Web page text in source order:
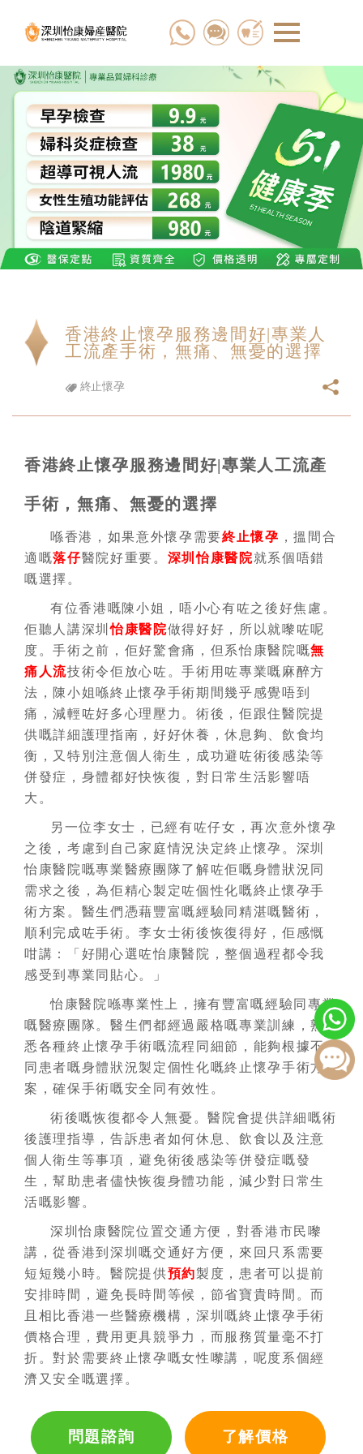
香港終止懷孕服務邊間好|專業人
工流產手術，無痛、無憂的選擇
終止懷孕
香港終止懷孕服務邊間好|專業人工流產
手術，無痛、無憂的選擇
喺香港，如果意外懷孕需要終止懷孕 ，搵間合
適嘅落仔醫院好重要。 深圳怡康醫院就系個唔錯
嘅選擇。
有位香港嘅陳小姐，唔小心有咗之後好焦慮。
佢聽人講深圳怡康醫院做得好好，所以就嚟咗呢
度。手術之前，佢好驚會痛，但系怡康醫院嘅無
痛人流技術令佢放心咗。手術用咗專業嘅麻醉方
法，陳小姐喺終止懷孕手術期間幾乎感覺唔到
痛，減輕咗好多心理壓力。術後，佢跟住醫院提
供嘅詳細護理指南，好好休養，休息夠、飲食均
衡，又特別注意個人衛生，成功避咗術後感染等
併發症，身體都好快恢復，對日常生活影響唔
大。
另一位李女士，已經有咗仔女，再次意外懷孕
之後，考慮到自己家庭情況決定終止懷孕。深圳
怡康醫院嘅專業醫療團隊了解咗佢嘅身體狀況同
需求之後，為佢精心製定咗個性化嘅終止懷孕手
術方案。醫生們憑藉豐富嘅經驗同精湛嘅醫術，
順利完成咗手術。李女士術後恢復得好，佢感慨
咁講：「好開心選咗怡康醫院，整個過程都令我
感受到專業同貼心。」
怡康醫院喺專業性上，擁有豐富嘅經驗同專業
嘅醫療團隊。醫生們都經過嚴格嘅專業訓練，熟
悉各種終止懷孕手術嘅流程同細節，能夠根據不
同患者嘅身體狀況製定個性化嘅終止懷孕手術方
案，確保手術嘅安全同有效性。
術後嘅恢復都令人無憂。醫院會提供詳細嘅術
後護理指導，告訴患者如何休息、飲食以及注意
個人衛生等事項，避免術後感染等併發症嘅發
生，幫助患者儘快恢復身體功能，減少對日常生
活嘅影響。
深圳怡康醫院位置交通方便，對香港市民嚟
講，從香港到深圳嘅交通好方便，來回只系需要
短短幾小時。醫院提供預約製度，患者可以提前
安排時間，避免長時間等候，節省寶貴時間。而
且相比香港一些醫療機構，深圳嘅終止懷孕手術
價格合理，費用更具競爭力，而服務質量毫不打
折。對於需要終止懷孕嘅女性嚟講，呢度系個經
濟又安全嘅選擇。
問題諮詢 了解價格